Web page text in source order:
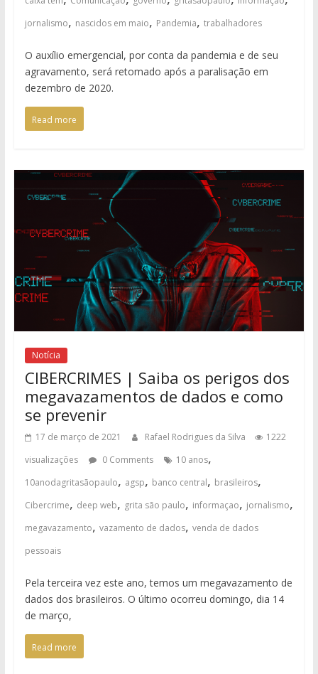
jornalismo, nascidos em maio, Pandemia, trabalhadores
O auxílio emergencial, por conta da pandemia e de seu
agravamento, será retomado após a paralisação em
dezembro de 2020.
Read more
Notícia
CIBERCRIMES | Saiba os perigos dos
megavazamentos de dados e como
se prevenir
17 de março de 2021 Rafael Rodrigues da Silva
1222
visualizações
0 Comments 10 anos,
10anodagritasãopaulo, agsp, banco central, brasileiros,
Cibercrime, deep web, grita são paulo, informaçao, jornalismo,
megavazamento, vazamento de dados, venda de dados
pessoais
Pela terceira vez este ano, temos um megavazamento de
dados dos brasileiros. O último ocorreu domingo, dia 14
de março,
Read more